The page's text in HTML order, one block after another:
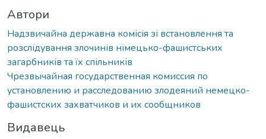
Автори
Надзвичайна державна комісія зі встановлення та
розслідування злочинів німецько-фашистських
загарбників та їх спільників
Чрезвычайная государственная комиссия по
установлению и расследованию злодеяний немецко-
фашистских захватчиков и их сообщников
Видавець